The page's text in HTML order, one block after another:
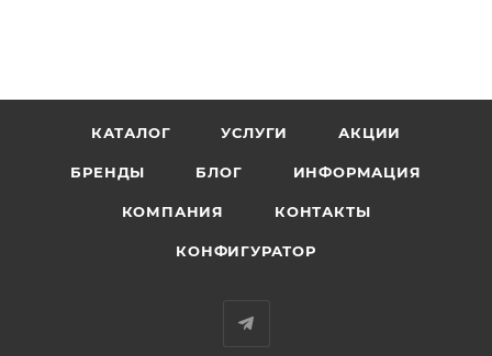
КАТАЛОГ УСЛУГИ АКЦИИ
БРЕНДЫ БЛОГ ИНФОРМАЦИЯ
КОМПАНИЯ КОНТАКТЫ
КОНФИГУРАТОР